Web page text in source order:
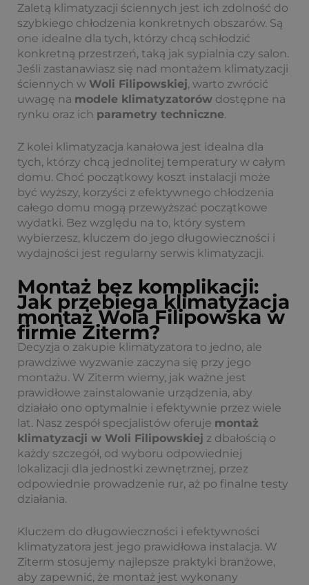
Zaletą klimatyzacji ściennych jest ich zdolność do
szybkiego chłodzenia konkretnych obszarów. Są
one idealne dla tych, którzy chcą schłodzić
konkretną przestrzeń, taką jak sypialnia czy salon.
Jeśli zastanawiasz się nad montażem klimatyzacji
ściennych w Woli Filipowskiej, warto zwrócić
uwagę na modele klimatyzatorów dostępne na
rynku oraz ich parametry techniczne.
Z kolei klimatyzacja kanałowa jest idealna dla
tych, którzy chcą jednolitej temperatury w całym
domu. Choć początkowy koszt instalacji może
być wyższy, korzyści z efektywnego chłodzenia
całego domu mogą przewyższać początkowe
wydatki. Bez względu na to, który system
wybierzesz, kluczem do jego długowieczności i
wydajności jest regularny serwis klimatyzacji.
Montaż bez komplikacji:
Jak przebiega klimatyzacja
montaż Wola Filipowska w
firmie Ziterm?
Decyzja o zakupie klimatyzatora to jedno, ale
prawdziwe wyzwanie zaczyna się przy jego
montażu. W Ziterm wiemy, jak ważne jest
prawidłowe zainstalowanie urządzenia, aby
działało ono optymalnie i efektywnie przez wiele
lat. Nasz zespół specjalistów oferuje montaż
klimatyzacji w Woli Filipowskiej z dbałością o
każdy szczegół, od wyboru odpowiedniej
lokalizacji dla jednostki zewnętrznej, przez
odpowiednie prowadzenie rur, aż po finalne testy
działania.
Kluczem do długowieczności i efektywności
klimatyzatora jest jego prawidłowa instalacja. W
Ziterm stosujemy najlepsze praktyki branżowe,
aby zapewnić, że montaż jest wykonany